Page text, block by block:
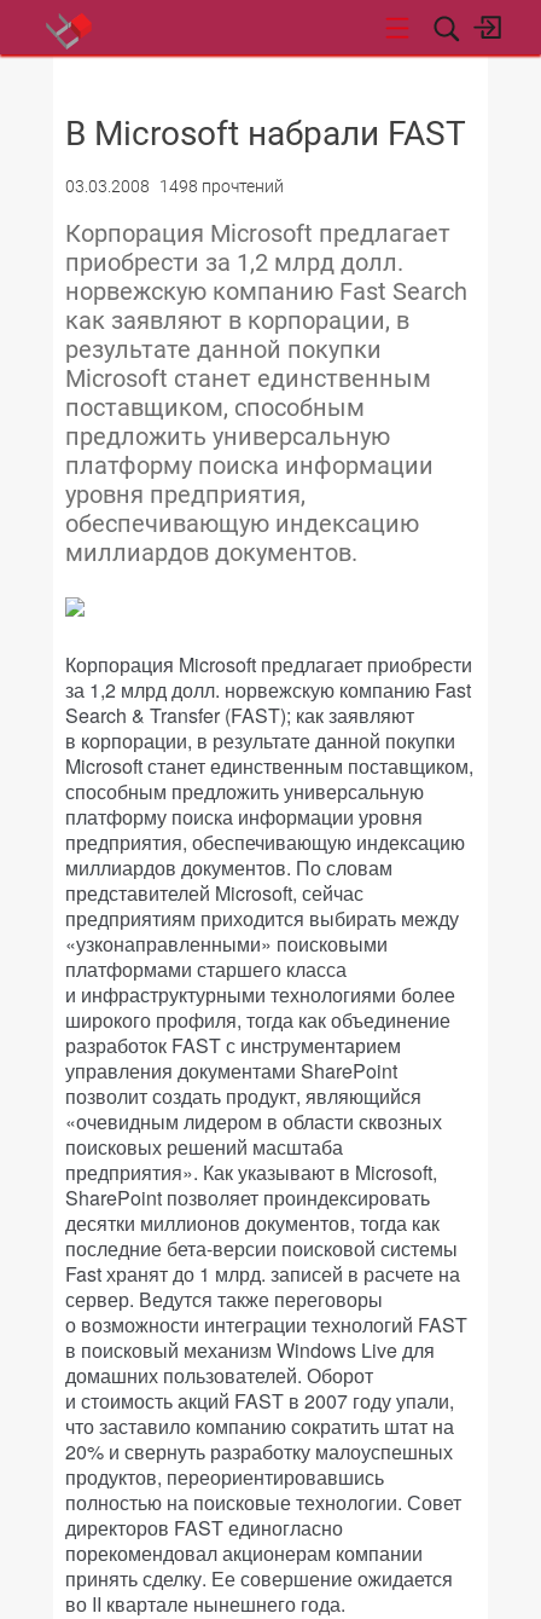
В Microsoft набрали FAST
03.03.2008 1498 прочтений
Корпорация Microsoft предлагает
приобрести за 1,2 млрд долл.
норвежскую компанию Fast Search
как заявляют в корпорации, в
результате данной покупки
Microsoft станет единственным
поставщиком, способным
предложить универсальную
платформу поиска информации
уровня предприятия,
обеспечивающую индексацию
миллиардов документов.
Корпорация Microsoft предлагает приобрести
за 1,2 млрд долл. норвежскую компанию Fast
Search & Transfer (FAST); как заявляют
в корпорации, в результате данной покупки
Microsoft станет единственным поставщиком,
способным предложить универсальную
платформу поиска информации уровня
предприятия, обеспечивающую индексацию
миллиардов документов. По словам
представителей Microsoft, сейчас
предприятиям приходится выбирать между
«узконаправленными» поисковыми
платформами старшего класса
и инфраструктурными технологиями более
широкого профиля, тогда как объединение
разработок FAST с инструментарием
управления документами SharePoint
позволит создать продукт, являющийся
«очевидным лидером в области сквозных
поисковых решений масштаба
предприятия». Как указывают в Microsoft,
SharePoint позволяет проиндексировать
десятки миллионов документов, тогда как
последние бета-версии поисковой системы
Fast хранят до 1 млрд. записей в расчете на
сервер. Ведутся также переговоры
о возможности интеграции технологий FAST
в поисковый механизм Windows Live для
домашних пользователей. Оборот
и стоимость акций FAST в 2007 году упали,
что заставило компанию сократить штат на
20% и свернуть разработку малоуспешных
продуктов, переориентировавшись
полностью на поисковые технологии. Совет
директоров FAST единогласно
порекомендовал акционерам компании
принять сделку. Ее совершение ожидается
во II квартале нынешнего года.